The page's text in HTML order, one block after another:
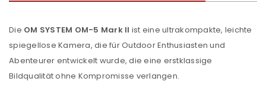
Die OM SYSTEM OM-5 Mark II ist eine ultrakompakte, leichte
spiegellose Kamera, die für Outdoor Enthusiasten und
Abenteurer entwickelt wurde, die eine erstklassige
Bildqualität ohne Kompromisse verlangen.